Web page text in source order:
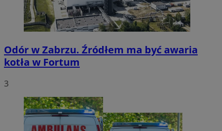
Odór w Zabrzu. Źródłem ma być awaria
kotła w Fortum
3